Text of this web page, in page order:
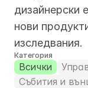
дизайнерски
нови
изследвания.
Категория
Всички
Събития и